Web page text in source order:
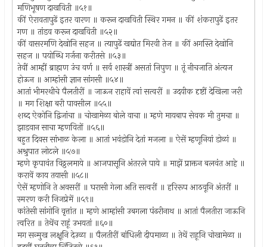
मणिभूषण दाखविती ॥५१॥
कीं ऐरावतापुढें इतर वारण ॥ करून दाखविती स्थिर गमन ॥ कीं शंकरापुढें इतर
गण ॥ तांडव करून दाखविती ॥५२॥
कीं वासरमणि देखोनि सहज ॥ त्यापुढें खद्योत मिरवी तेज ॥ कीं अगस्ति देखोनि
सहज ॥ पयोब्धि गर्जना करीतसे ॥५३॥
तेवीं आम्हीं ब्राह्मण उंच वर्ण ॥ सर्व शास्त्रीं असतां निपुण ॥ तूं नीचजाति अंत्यज
होऊन ॥ आम्हांसी ज्ञान सांगसी ॥५४॥
आतां भीमरथीचे पैलतीरीं ॥ जाऊन राहावें त्वां सत्वरीं ॥ उदयीक दृष्टीं देखिला जरी
॥ मग शिक्षा बरी पावसील ॥५५॥
शब्द ऐकोनि द्विजांचा ॥ चोखामेळा बोले वाचा ॥ म्हणे मायबाप सेवक मी तुमचा ॥
झाडवान साचा म्हणवितों ॥५६॥
बहुत दिवस सांभाळ केला ॥ आतां भवंडोनि देतां मजला ॥ ऐसें म्हणूनियां डोळां ॥
अश्रुपात लोटले ॥५७॥
म्हणे कृपावंत विठ्ठलमाये ॥ आजपासूनि अंतरले पाये ॥ माझें प्राक्तन बलवंत आहे ॥
करावें काय तयासी ॥५८॥
ऐसें म्हणोनि ते अवसरीं ॥ घरासी गेला अति सत्वरीं ॥ हरिरूप आठवूनि अंतरीं ॥
स्मरण करी निजप्रेमें ॥५९॥
कांतेसी सांगोनि वृत्तांत ॥ म्हणे आम्हांसी उबगला पंढरीनाथ ॥ आतां पैलतीरा जाऊनि
त्वरित ॥ तेथेंच राहूं उभयतां ॥६०॥
मग सन्मुख लक्षूनि देउळा ॥ पैलतीरीं बांधिली दीपमाळा ॥ तेथें राहूनि चोखामेळा ॥